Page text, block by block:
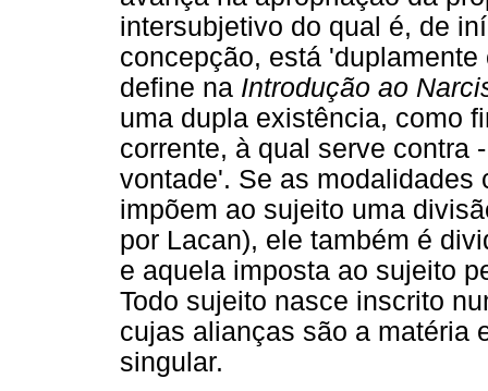
intersubjetivo do qual é, de
concepção, está
define na Introdução ao
uma dupla existência, como
corrente, à qual serve contra
vontade'. Se as
impõem ao sujeito uma
por Lacan), ele também é
e aquela imposta ao sujeito
Todo sujeito nasce inscrito
cujas alianças são a matéria
singular.